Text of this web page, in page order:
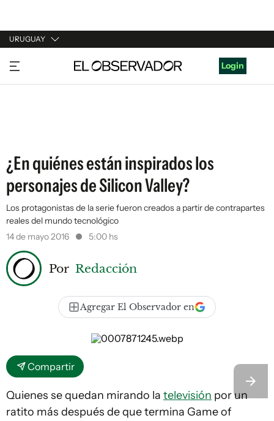
URUGUAY
URUGUAY
ARGENTINA
Login
¿En quiénes están inspirados los
personajes de Silicon Valley?
Los protagonistas de la serie fueron creados a partir de contrapartes
reales del mundo tecnológico
14 de mayo 2016
5:00 hs
Por Redacción
Agregar El Observador en
Compartir
Quienes se quedan mirando la televisión por un
ratito más después de que termina Game of